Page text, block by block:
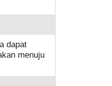
dapat
menuju